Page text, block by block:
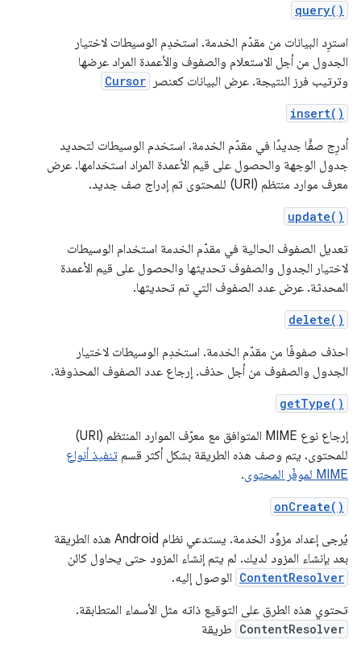
query()
استرِد البيانات من مقدّم الخدمة. استخدِم الوسيطات لاختيار
الجدول من أجل الاستعلام والصفوف والأعمدة المراد عرضها
وترتيب فرز النتيجة. عرض البيانات كعنصر
Cursor
insert()
أدرِج صفًّا جديدًا في مقدّم الخدمة. استخدم الوسيطات لتحديد
جدول الوجهة والحصول على قيم الأعمدة المراد استخدامها. عرض
معرف موارد منتظم (URI) للمحتوى تم إدراج صف جديد.
update()
تعديل الصفوف الحالية في مقدّم الخدمة استخدام الوسيطات
لاختيار الجدول والصفوف تحديثها والحصول على قيم الأعمدة
المحدثة. عرض عدد الصفوف التي تم تحديثها.
delete()
احذف صفوفًا من مقدّم الخدمة. استخدِم الوسيطات لاختيار
الجدول والصفوف من أجل حذف. إرجاع عدد الصفوف المحذوفة.
getType()
إرجاع نوع MIME المتوافق مع معرّف الموارد المنتظم (URI)
للمحتوى. يتم وصف هذه الطريقة بشكل أكثر قسم تنفيذ أنواع
MIME لموفّر المحتوى
.
onCreate()
يُرجى إعداد مزوِّد الخدمة. يستدعي نظام Android هذه الطريقة
بعد بإنشاء المزود لديك. لم يتم إنشاء المزود حتى يحاول كائن
ContentResolver الوصول إليه.
تحتوي هذه الطرق على التوقيع ذاته مثل الأسماء المتطابقة.
ContentResolver طريقة